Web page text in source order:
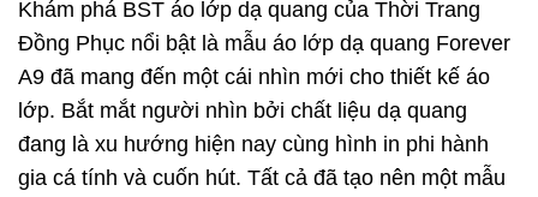
Khám phá BST áo lớp dạ quang của Thời Trang
Đồng Phục nổi bật là mẫu áo lớp dạ quang Forever
A9 đã mang đến một cái nhìn mới cho thiết kế áo
lớp. Bắt mắt người nhìn bởi chất liệu dạ quang
đang là xu hướng hiện nay cùng hình in phi hành
gia cá tính và cuốn hút. Tất cả đã tạo nên một mẫu